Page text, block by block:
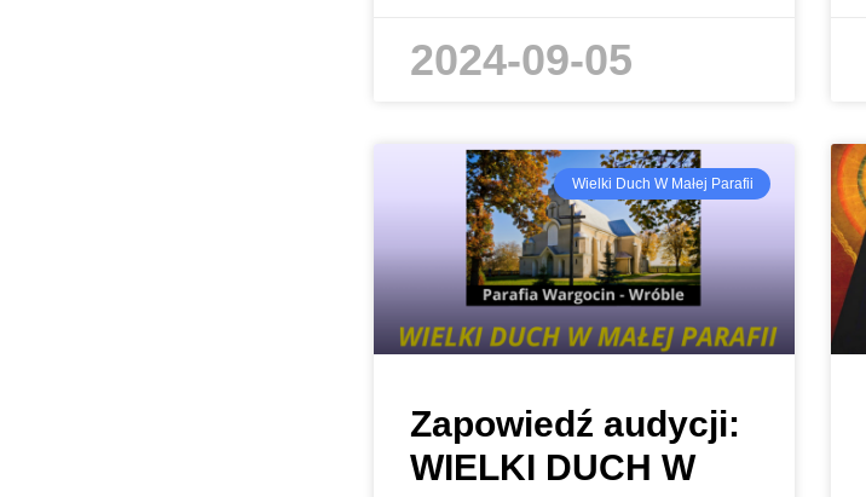
2024-09-05
Wielki Duch W Małej Parafii
Zapowiedź audycji:
WIELKI DUCH W